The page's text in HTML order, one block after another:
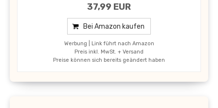
37,99 EUR
Bei Amazon kaufen
Werbung | Link führt nach Amazon
Preis inkl. MwSt. + Versand
Preise können sich bereits geändert haben